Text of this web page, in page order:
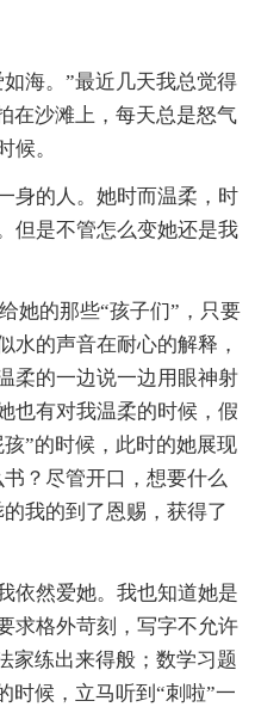
海。”最近几天我总觉得
在沙滩上，每天总是怒气
候。
的人。她时而温柔，时
但是不管怎么变她还是我
的那些“孩子们”，只要
水的声音在耐心的解释，
柔的一边说一边用眼神射
也有对我温柔的时候，假
”的时候，此时的她展现
？尽管开口，想要什么
我的到了恩赐，获得了
然爱她。我也知道她是
求格外苛刻，写字不允许
家练出来得般；数学习题
时候，立马听到“刺啦”一